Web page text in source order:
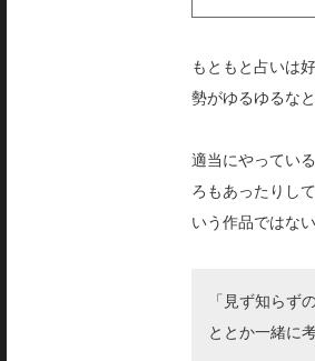
もともと占いは
勢がゆるゆるな
適当にやってい
ろもあったりし
いう作品ではな
「見ず知らず
ととか一緒に